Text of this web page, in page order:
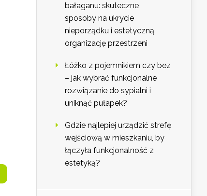
bałaganu: skuteczne
sposoby na ukrycie
nieporządku i estetyczną
organizację przestrzeni
Łóżko z pojemnikiem czy bez
– jak wybrać funkcjonalne
rozwiązanie do sypialni i
uniknąć pułapek?
Gdzie najlepiej urządzić strefę
wejściową w mieszkaniu, by
łączyła funkcjonalność z
estetyką?